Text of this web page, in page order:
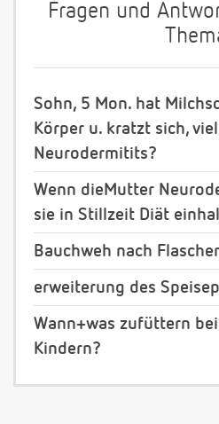
Fragen und
Sohn, 5 Mon. hat
Körper u. kratzt sich,
Neurodermitits?
Wenn dieMutter
sie in Stillzeit Diät
Bauchweh nach
erweiterung des
Wann+was zufüttern
Kindern?